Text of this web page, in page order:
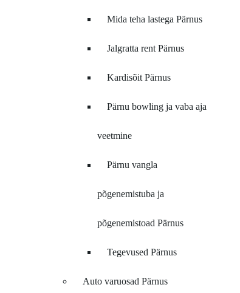
Mida teha lastega Pärnus
Jalgratta rent Pärnus
Kardisõit Pärnus
Pärnu bowling ja vaba aja
veetmine
Pärnu vangla
põgenemistuba ja
põgenemistoad Pärnus
Tegevused Pärnus
Auto varuosad Pärnus